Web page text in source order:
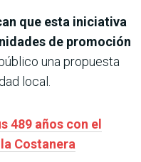
que esta iniciativa
de promoción
una propuesta
local.
489 años con el
Costanera